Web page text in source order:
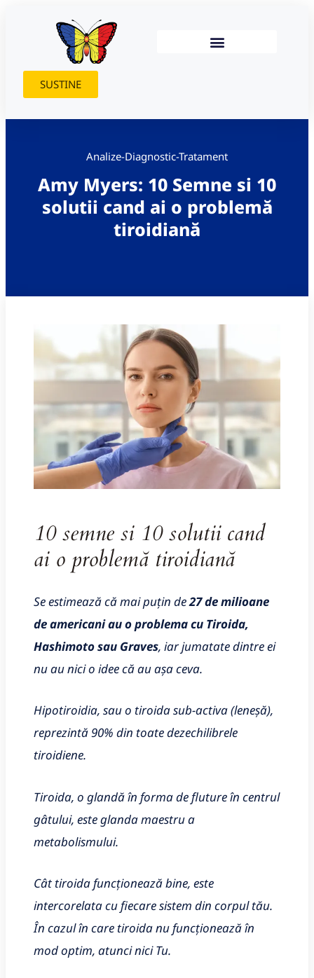
SUSTINE
Analize-Diagnostic-Tratament
Amy Myers: 10 Semne si 10
solutii cand ai o problemă
tiroidiană
10 semne si 10 solutii cand
ai o problemă tiroidiană
Se estimează că mai puțin de27 de milioane
de americani au o problema cu Tiroida,
Hashimoto sau Graves, iar jumatate dintre ei
nu au nici o idee că au așa ceva.
Hipotiroidia, sau o tiroida sub-activa (leneșă),
reprezintă 90% din toate dezechilibrele
tiroidiene.
Tiroida, o glandă în forma de fluture în centrul
gâtului, este glanda maestru a
metabolismului.
Cât tiroida funcționează bine, este
intercorelata cu fiecare sistem din corpul tău.
În cazul în care tiroida nu funcționează în
mod optim, atunci nici Tu.